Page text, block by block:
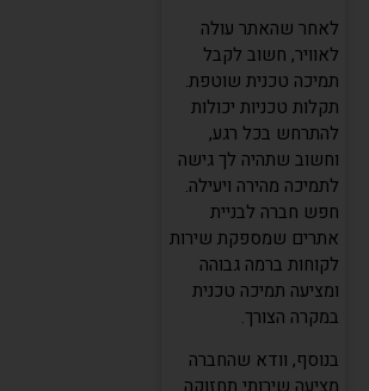
לאחר שהאתר עולה
לאוויר, חשוב לקבל
תמיכה טכנית שוטפת.
תקלות טכניות יכולות
להתרחש בכל רגע,
וחשוב שתהיה לך גישה
לתמיכה מהירה ויעילה.
חפש חברה לבניית
אתרים שמספקת שירות
לקוחות ברמה גבוהה
ומציעה תמיכה טכנית
במקרה הצורך.
בנוסף, וודא שהחברה